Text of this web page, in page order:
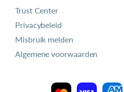
Trust Center
Privacybeleid
Misbruik melden
Algemene voorwaarden